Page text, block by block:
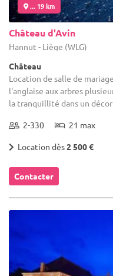
... 19 km
Château d'Avin
Hannut - Liège (WLG)
Château
Location de salle de
l'anglaise aux arbres
la tranquillité dans un
2-330 21 max
Location dès2 500 €
Contacter